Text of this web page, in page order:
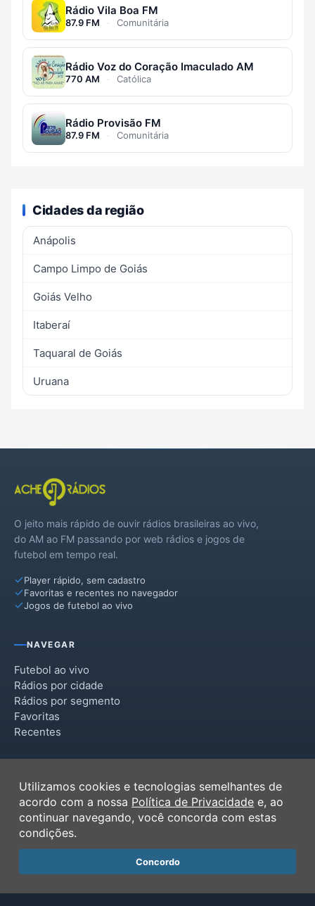
Rádio Vila Boa FM
87.9 FM · Comunitária
Rádio Voz do Coração Imaculado AM
770 AM · Católica
Rádio Provisão FM
87.9 FM · Comunitária
Cidades da região
Anápolis
Campo Limpo de Goiás
Goiás Velho
Itaberaí
Taquaral de Goiás
Uruana
O jeito mais rápido de ouvir rádios brasileiras ao vivo,
do AM ao FM passando por web rádios e jogos de
futebol em tempo real.
Player rápido, sem cadastro
Favoritas e recentes no navegador
Jogos de futebol ao vivo
NAVEGAR
Futebol ao vivo
Rádios por cidade
Rádios por segmento
Favoritas
Recentes
Termos de Uso
Política de Privacidade
Ferramentas
Contato
Utilizamos cookies e tecnologias semelhantes de
acordo com a nossa Política de Privacidade e, ao
continuar navegando, você concorda com estas
condições.
Concordo